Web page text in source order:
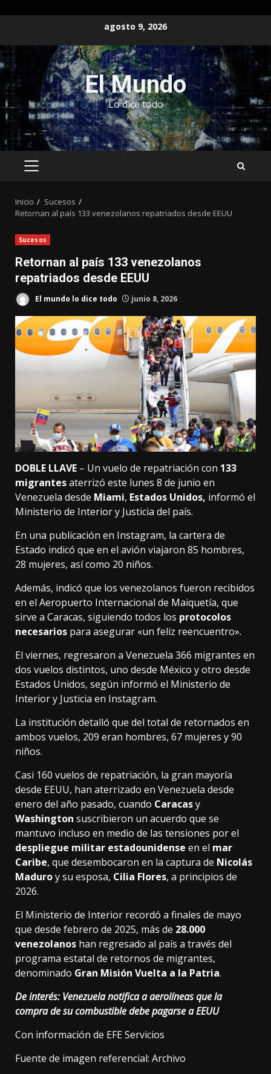
contenido
agosto 9, 2026
El Mundo
Lo dice todo
MENÚ
Inicio
Sucesos
Retornan al país 133 venezolanos repatriados desde EEUU
Sucesos
Retornan al país 133 venezolanos
repatriados desde EEUU
El mundo lo dice todo junio 8, 2026
DOBLE LLAVE – Un vuelo de repatriación con 133
migrantesaterrizó este lunes 8 de junio en
Venezuela desde Miami, Estados Unidos, informó el
Ministerio de Interior y Justicia del país.
En una publicación en Instagram, la cartera de
Estado indicó que en el avión viajaron 85 hombres,
28 mujeres, así como 20 niños.
Además, indicó que los venezolanos fueron recibidos
en el Aeropuerto Internacional de Maiquetía, que
sirve a Caracas, siguiendo todos los protocolos
necesarios para asegurar «un feliz reencuentro».
El viernes, regresaron a Venezuela 366 migrantes en
dos vuelos distintos, uno desde México y otro desde
Estados Unidos, según informó el Ministerio de
Interior y Justicia en Instagram.
La institución detalló que del total de retornados en
ambos vuelos, 209 eran hombres, 67 mujeres y 90
niños.
Casi 160 vuelos de repatriación, la gran mayoría
desde EEUU, han aterrizado en Venezuela desde
enero del año pasado, cuando Caracasy
Washington suscribieron un acuerdo que se
mantuvo incluso en medio de las tensiones por el
despliegue militar estadounidense en el mar
Caribe, que desembocaron en la captura de Nicolás
Maduroy su esposa, Cilia Flores, a principios de
2026.
El Ministerio de Interior recordó a finales de mayo
que desde febrero de 2025, más de 28.000
venezolanos han regresado al país a través del
programa estatal de retornos de migrantes,
denominado Gran Misión Vuelta a la Patria.
De interés:Venezuela notifica a aerolíneas que la
compra de su combustible debe pagarse a EEUU
Con información de EFE Servicios
Fuente de imagen referencial: Archivo